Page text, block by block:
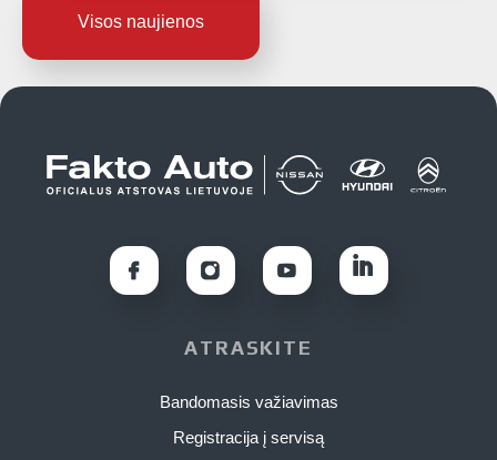
Visos naujienos
ATRASKITE
Bandomasis važiavimas
Registracija į servisą